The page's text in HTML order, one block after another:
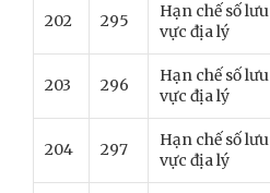
202 295
Hạn chế số
vực địa lý
203 296
Hạn chế số
vực địa lý
204 297
Hạn chế số
vực địa lý